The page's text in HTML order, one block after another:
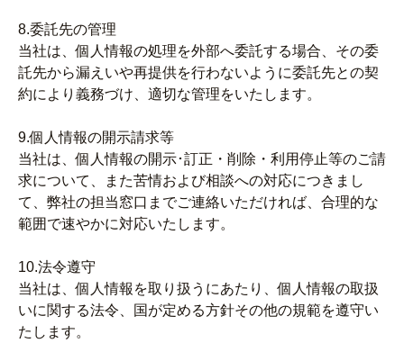
8.委託先の管理
当社は、個人情報の処理を外部へ委託する場合、その委
託先から漏えいや再提供を行わないように委託先との契
約により義務づけ、適切な管理をいたします。
9.個人情報の開示請求等
当社は、個人情報の開示･訂正・削除・利用停止等のご請
求について、また苦情および相談への対応につきまし
て、弊社の担当窓口までご連絡いただければ、合理的な
範囲で速やかに対応いたします。
10.法令遵守
当社は、個人情報を取り扱うにあたり、個人情報の取扱
いに関する法令、国が定める方針その他の規範を遵守い
たします。